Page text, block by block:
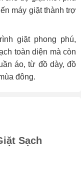
máy giặt thành trợ
giặt phong phú,
toàn diện mà còn
áo, từ đồ dày, đồ
đông.
Sạch